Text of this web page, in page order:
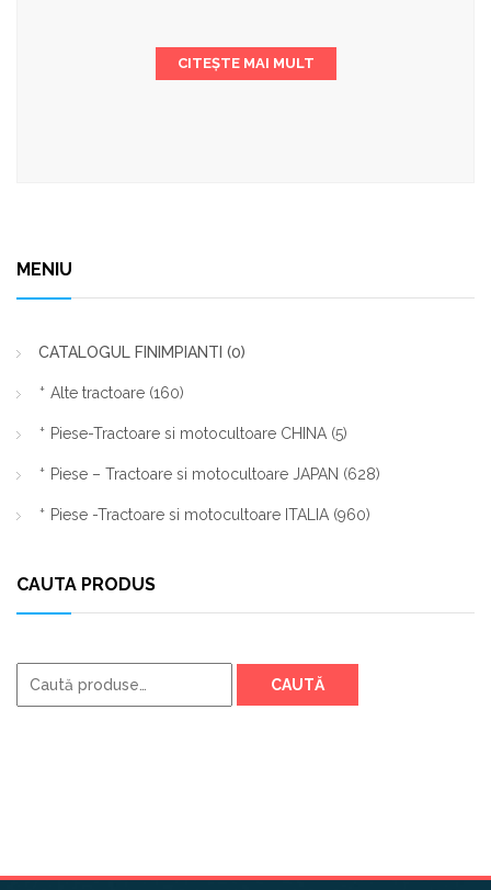
CITEȘTE MAI MULT
MENIU
CATALOGUL FINIMPIANTI (0)
Alte tractoare (160)
Piese-Tractoare si motocultoare CHINA (5)
Piese – Tractoare si motocultoare JAPAN (628)
Piese -Tractoare si motocultoare ITALIA (960)
CAUTA PRODUS
Caută
după:
CAUTĂ